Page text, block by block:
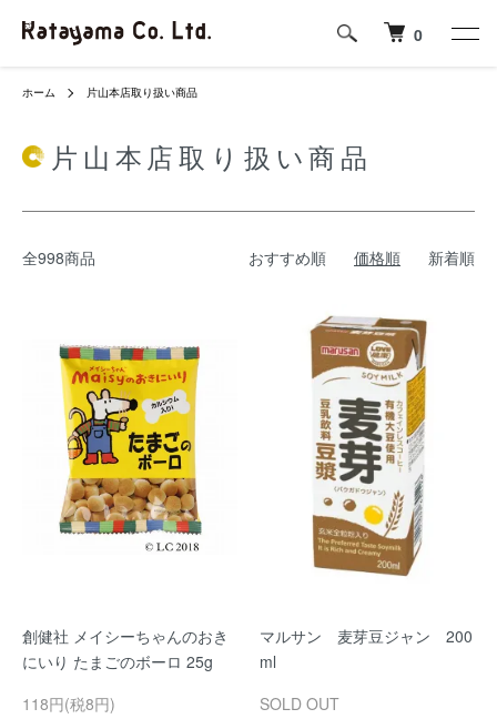
0
ホーム 片山本店取り扱い商品
片山本店取り扱い商品
全998商品 おすすめ順 価格順 新着順
創健社 メイシーちゃんのおき
にいり たまごのボーロ 25g
118円(税8円)
マルサン 麦芽豆ジャン 200
ml
SOLD OUT